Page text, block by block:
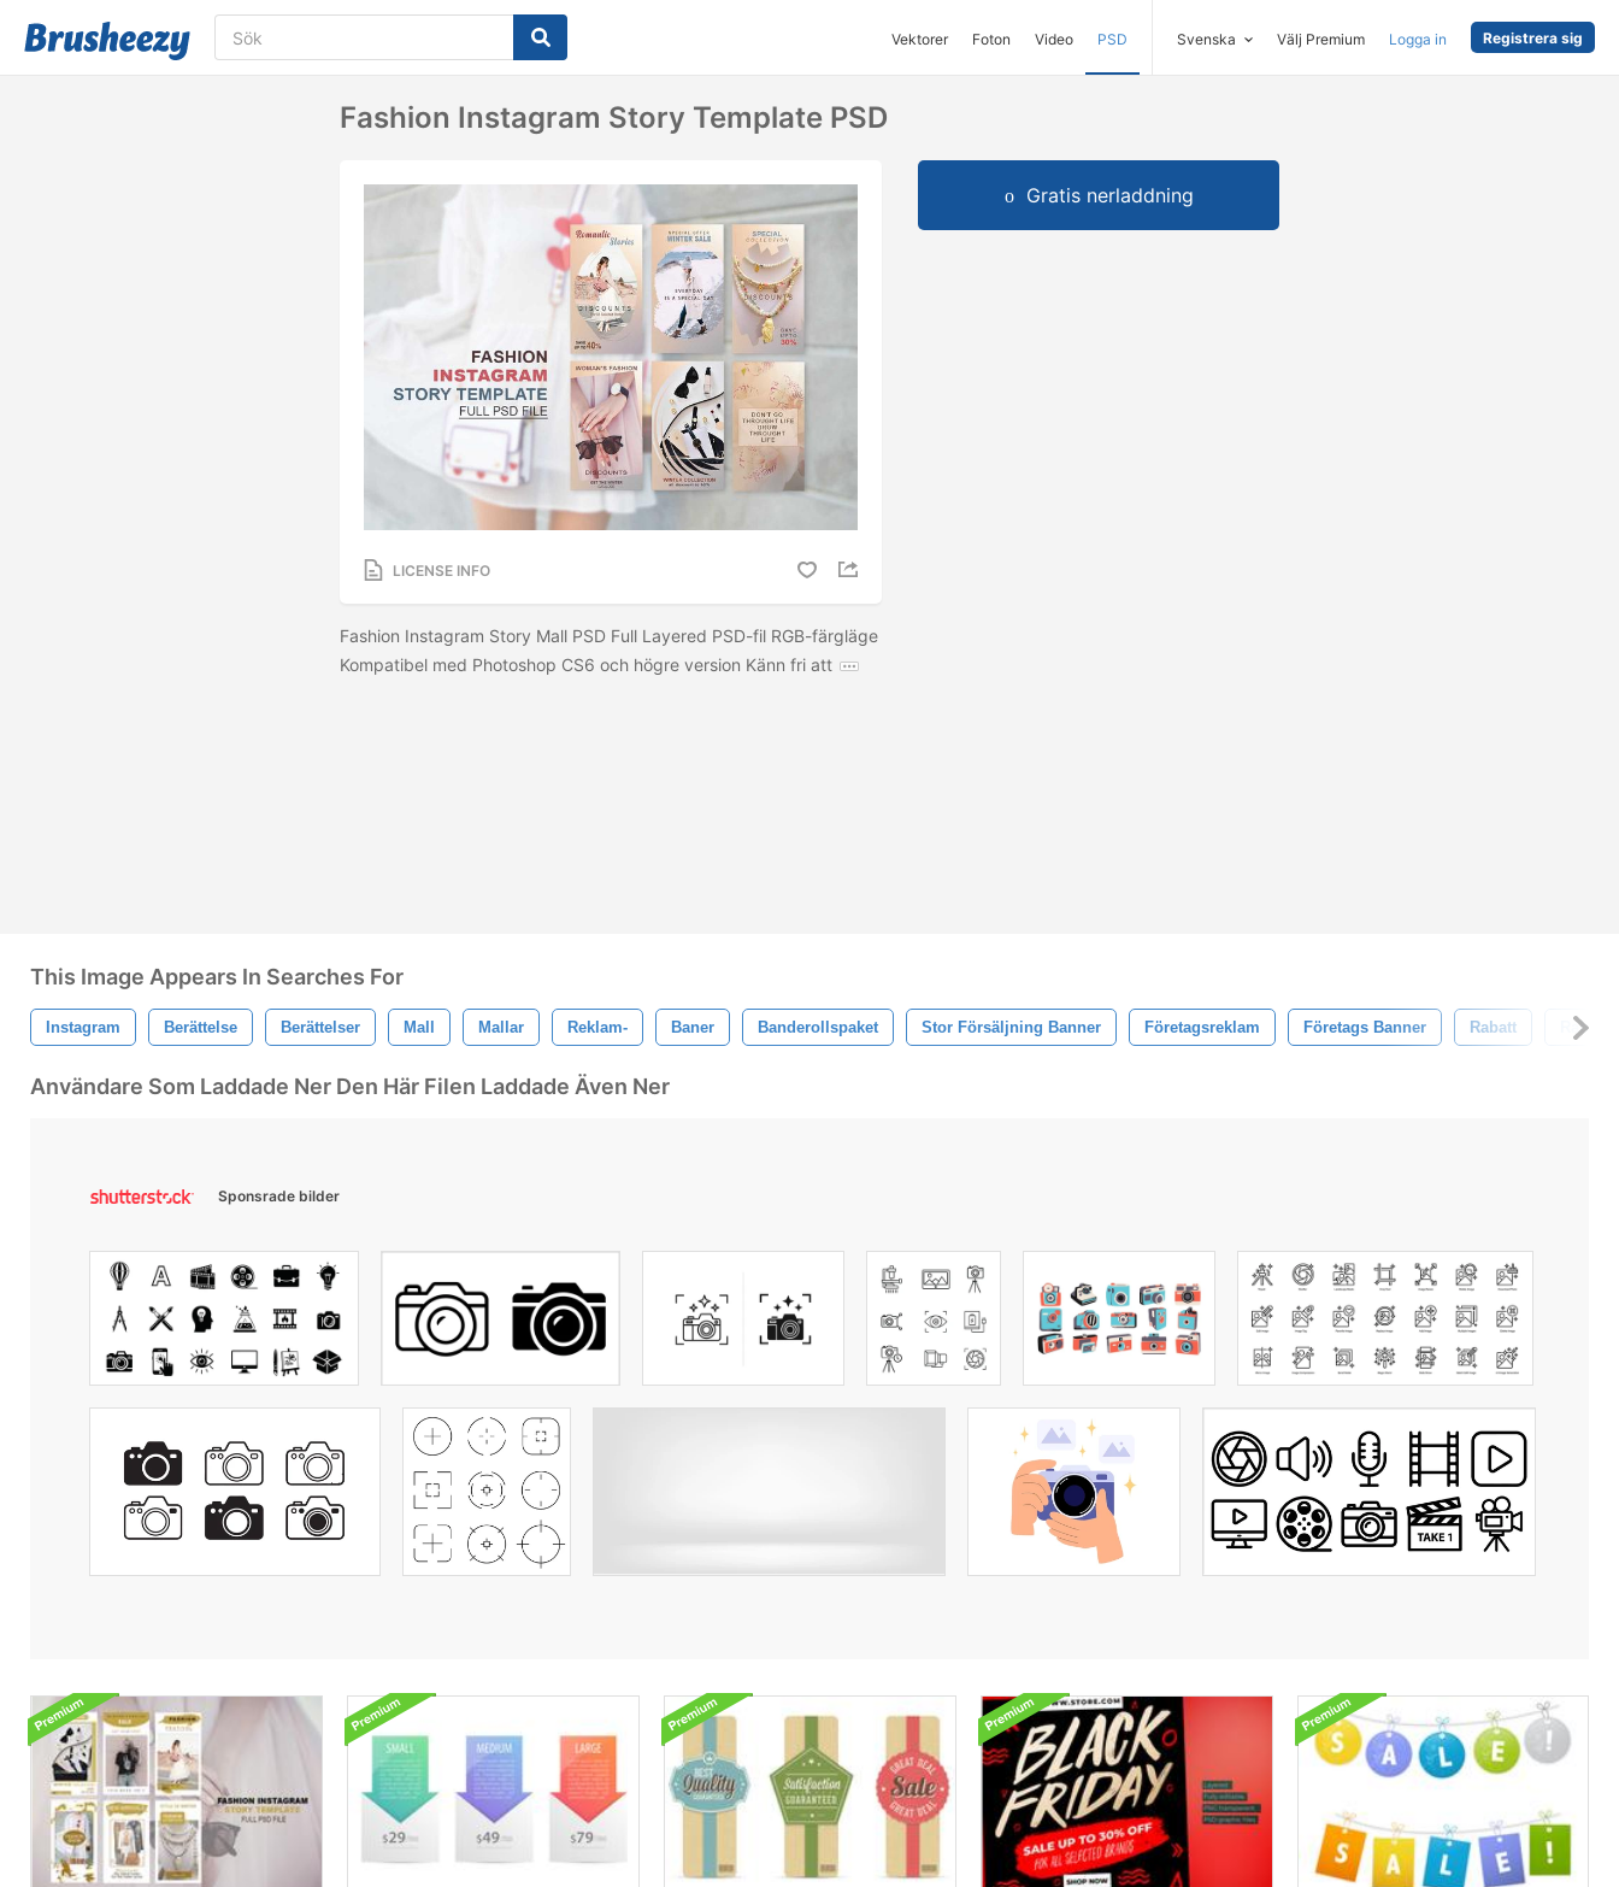
Vektorer Foton Video PSD Svenska Välj Premium Logga in Registrera sig
Fashion Instagram Story Template PSD
LICENSE INFO
Fashion Instagram Story Mall PSD Full Layered PSD-fil RGB-färgläge
Kompatibel med Photoshop CS6 och högre version Känn fri att
Gratis nerladdning
This Image Appears In Searches For
Instagram Berättelse Berättelser Mall Mallar Reklam- Baner Banderollspaket Stor Försäljning Banner Företagsreklam Företags Banner Rabatt Rabatt
Användare Som Laddade Ner Den Här Filen Laddade Även Ner
Sponsrade bilder